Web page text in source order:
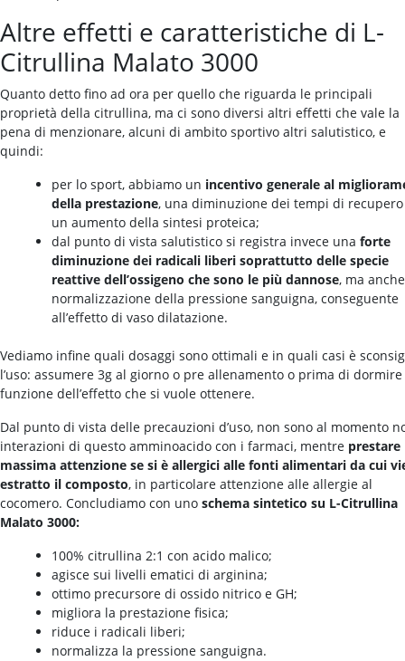
Altre effetti e caratteristiche di L-
Citrullina Malato 3000
Quanto detto fino ad ora per quello che riguarda le principali
proprietà della citrullina, ma ci sono diversi altri effetti che vale la
pena di menzionare, alcuni di ambito sportivo altri salutistico, e
quindi:
per lo sport, abbiamo un incentivo generale al
della prestazione, una diminuzione dei tempi di
un aumento della sintesi proteica;
dal punto di vista salutistico si registra invece una forte
diminuzione dei radicali liberi soprattutto delle specie
reattive dell’ossigeno che sono le più dannose, ma
normalizzazione della pressione sanguigna, conseguente
all’effetto di vaso dilatazione.
Vediamo infine quali dosaggi sono ottimali e in quali casi è
l’uso: assumere 3g al giorno o pre allenamento o prima di
funzione dell’effetto che si vuole ottenere.
Dal punto di vista delle precauzioni d’uso, non sono al momento
interazioni di questo amminoacido con i farmaci, mentre prestare
massima attenzione se si è allergici alle fonti alimentari da cui
estratto il composto, in particolare attenzione alle allergie al
cocomero. Concludiamo con uno schema sintetico su L-Citrullina
Malato 3000:
100% citrullina 2:1 con acido malico;
agisce sui livelli ematici di arginina;
ottimo precursore di ossido nitrico e GH;
migliora la prestazione fisica;
riduce i radicali liberi;
normalizza la pressione sanguigna.